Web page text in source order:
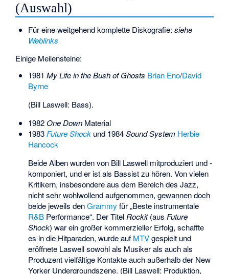
(Auswahl)
Für eine weitgehend komplette Diskografie: siehe
Weblinks
Einige Meilensteine:
1981 My Life in the Bush of Ghosts Brian Eno/David
Byrne
(Bill Laswell: Bass).
1982One DownMaterial
1983Future Shockund 1984Sound System Herbie
Hancock
Beide Alben wurden von Bill Laswell mitproduziert und -
komponiert, und er ist als Bassist zu hören. Von vielen
Kritikern, insbesondere aus dem Bereich des Jazz,
nicht sehr wohlwollend aufgenommen, gewannen doch
beide jeweils denGrammy für „Beste instrumentale
R&B Performance“. Der TitelRockit(aus Future
Shock) war ein großer kommerzieller Erfolg, schaffte
es in die Hitparaden, wurde auf MTVgespielt und
eröffnete Laswell sowohl als Musiker als auch als
Produzent vielfältige Kontakte auch außerhalb der New
Yorker Undergroundszene. (Bill Laswell: Produktion,